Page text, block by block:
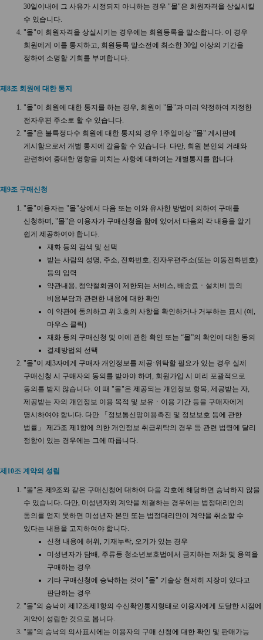
30일이내에 그 사유가 시정되지 아니하는 경우 "몰"은 회원자격을 상실시킬
수 있습니다.
"몰"이 회원자격을 상실시키는 경우에는 회원등록을 말소합니다. 이 경우
회원에게 이를 통지하고, 회원등록 말소전에 최소한 30일 이상의 기간을
정하여 소명할 기회를 부여합니다.
제8조 회원에 대한 통지
"몰"이 회원에 대한 통지를 하는 경우, 회원이 "몰"과 미리 약정하여 지정한
전자우편 주소로 할 수 있습니다.
"몰"은 불특정다수 회원에 대한 통지의 경우 1주일이상 "몰" 게시판에
게시함으로서 개별 통지에 갈음할 수 있습니다. 다만, 회원 본인의 거래와
관련하여 중대한 영향을 미치는 사항에 대하여는 개별통지를 합니다.
제9조 구매신청
"몰"이용자는 "몰"상에서 다음 또는 이와 유사한 방법에 의하여 구매를
신청하며, "몰"은 이용자가 구매신청을 함에 있어서 다음의 각 내용을 알기
쉽게 제공하여야 합니다.
재화 등의 검색 및 선택
받는 사람의 성명, 주소, 전화번호, 전자우편주소(또는 이동전화번호)
등의 입력
약관내용, 청약철회권이 제한되는 서비스, 배송료ㆍ설치비 등의
비용부담과 관련한 내용에 대한 확인
이 약관에 동의하고 위 3.호의 사항을 확인하거나 거부하는 표시 (예,
마우스 클릭)
재화 등의 구매신청 및 이에 관한 확인 또는 “몰”의 확인에 대한 동의
결제방법의 선택
"몰"이 제3자에게 구매자 개인정보를 제공·위탁할 필요가 있는 경우 실제
구매신청 시 구매자의 동의를 받아야 하며, 회원가입 시 미리 포괄적으로
동의를 받지 않습니다. 이 때 "몰"은 제공되는 개인정보 항목, 제공받는 자,
제공받는 자의 개인정보 이용 목적 및 보유ㆍ이용 기간 등을 구매자에게
명시하여야 합니다. 다만 「정보통신망이용촉진 및 정보보호 등에 관한
법률」 제25조 제1항에 의한 개인정보 취급위탁의 경우 등 관련 법령에 달리
정함이 있는 경우에는 그에 따릅니다.
제10조 계약의 성립
"몰"은 제9조와 같은 구매신청에 대하여 다음 각호에 해당하면 승낙하지 않을
수 있습니다. 다만, 미성년자와 계약을 체결하는 경우에는 법정대리인의
동의를 얻지 못하면 미성년자 본인 또는 법정대리인이 계약을 취소할 수
있다는 내용을 고지하여야 합니다.
신청 내용에 허위, 기재누락, 오기가 있는 경우
미성년자가 담배, 주류등 청소년보호법에서 금지하는 재화 및 용역을
구매하는 경우
기타 구매신청에 승낙하는 것이 "몰" 기술상 현저히 지장이 있다고
판단하는 경우
"몰"의 승낙이 제12조제1항의 수신확인통지형태로 이용자에게 도달한 시점에
계약이 성립한 것으로 봅니다.
"몰"의 승낙의 의사표시에는 이용자의 구매 신청에 대한 확인 및 판매가능